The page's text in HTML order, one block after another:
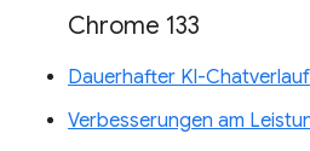
Chrome 133
Dauerhafter KI-Chatverlauf
Verbesserungen am